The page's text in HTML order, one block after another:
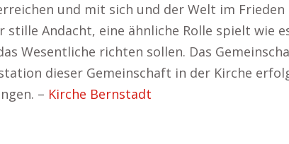
und mit sich und der Welt im
stille Andacht, eine ähnliche Rolle spielt wie
Wesentliche richten sollen. Das
dieser Gemeinschaft in der Kirche
– Kirche Bernstadt